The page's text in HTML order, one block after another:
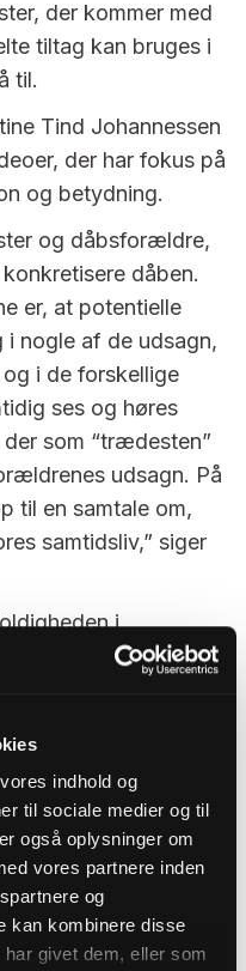
indhold og
til sociale medier og til
også oplysninger om
vores partnere inden
og
kan kombinere disse
givet dem, eller som
der kommer med
tiltag kan bruges i
til.
Tind Johannessen
der har fokus på
og betydning.
og dåbsforældre,
dåben.
er, at potentielle
nogle af de udsagn,
i de forskellige
ses og høres
som “trædesten”
udsagn. På
til en samtale om,
samtidsliv,” siger
i
på den måde
om, hvem der får
kirken i det hele
om at præsentere
ind i målgruppen
den tanke for øje, at